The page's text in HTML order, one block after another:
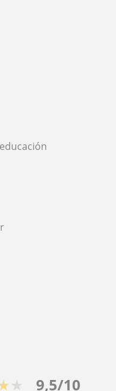
9,5/10